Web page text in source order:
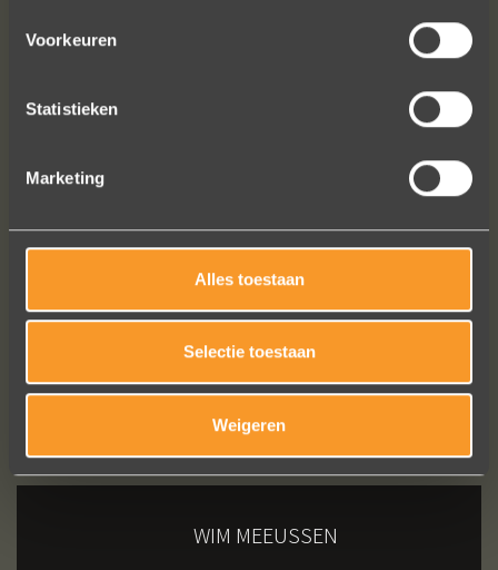
Voorkeuren
Statistieken
Marketing
Alles toestaan
Selectie toestaan
Weigeren
WIM MEEUSSEN